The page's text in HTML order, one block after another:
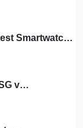
Smartwatc…
v…